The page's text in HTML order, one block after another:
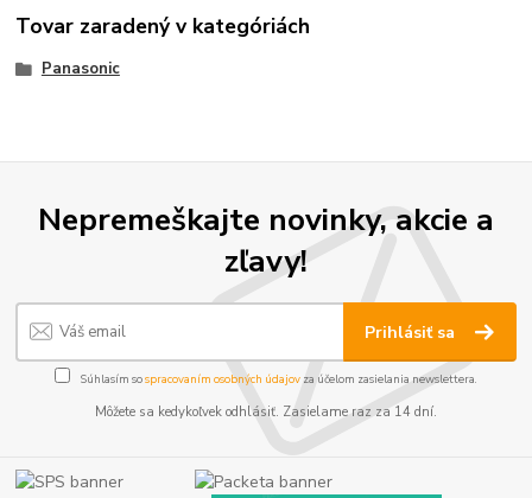
Tovar zaradený v kategóriách
Panasonic
Nepremeškajte novinky, akcie a
zľavy!
Prihlásiť sa
Súhlasím sospracovaním osobných údajov za účelom zasielania newslettera.
Môžete sa kedykoľvek odhlásiť. Zasielame raz za 14 dní.